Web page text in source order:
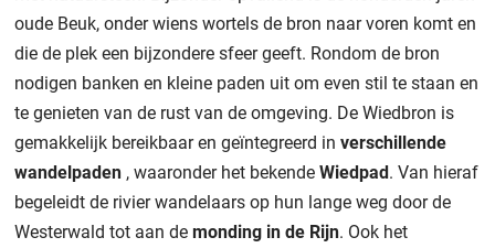
oude Beuk, onder wiens wortels de bron naar voren komt en
die de plek een bijzondere sfeer geeft. Rondom de bron
nodigen banken en kleine paden uit om even stil te staan en
te genieten van de rust van de omgeving. De Wiedbron is
gemakkelijk bereikbaar en geïntegreerd in verschillende
wandelpaden , waaronder het bekende Wiedpad. Van hieraf
begeleidt de rivier wandelaars op hun lange weg door de
Westerwald tot aan de monding in de Rijn. Ook het